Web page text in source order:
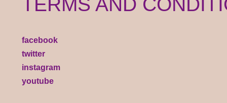
facebook
twitter
instagram
youtube
आपले स्वागत आहे. या ब्लॉगवर